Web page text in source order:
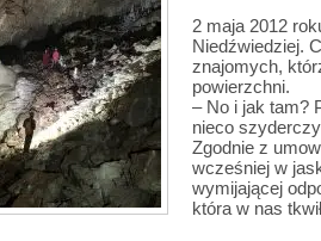
2 maja 2012
Niedźwiedziej.
znajomych,
powierzchni.
– No i jak tam?
nieco
Zgodnie z
wcześniej w
wymijającej
która w nas